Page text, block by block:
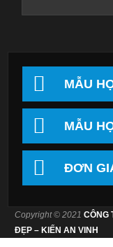
MẪU
MẪU
ĐƠN
Copyright © 2021CÔNG
ĐẸP – KIẾN AN VINH